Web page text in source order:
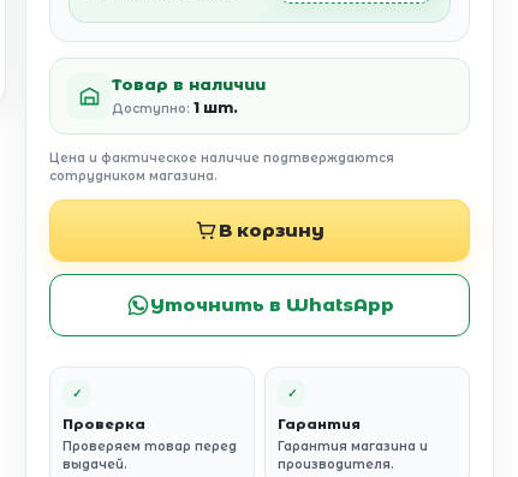
Товар в наличии
Доступно: 1 шт.
Цена и фактическое наличие подтверждаются
сотрудником магазина.
В корзину
Уточнить в WhatsApp
✓
Проверка
Проверяем товар перед
выдачей.
✓
Гарантия
Гарантия магазина и
производителя.